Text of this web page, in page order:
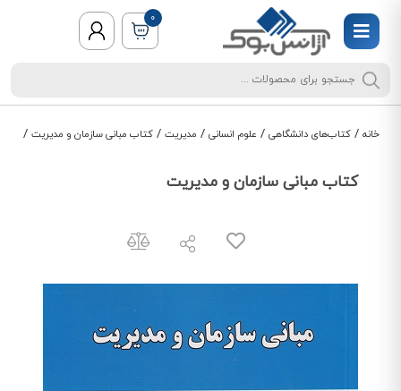
0
خانه / کتاب‌های دانشگاهی / علوم انسانی / مدیریت / کتاب مبانی سازمان و مدیریت /
کتاب مبانی سازمان و مدیریت